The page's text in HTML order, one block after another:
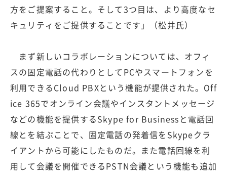
方をご提案すること。そして3つ目は、より高度なセ
キュリティをご提供することです」（松井氏）
まず新しいコラボレーションについては、オフィ
スの固定電話の代わりとしてPCやスマートフォンを
利用できるCloud PBXという機能が提供された。Off
ice 365でオンライン会議やインスタントメッセージ
などの機能を提供するSkype for Businessと電話回
線とを結ぶことで、固定電話の発着信をSkypeクラ
イアントから可能にしたものだ。また電話回線を利
用して会議を開催できるPSTN会議という機能も追加